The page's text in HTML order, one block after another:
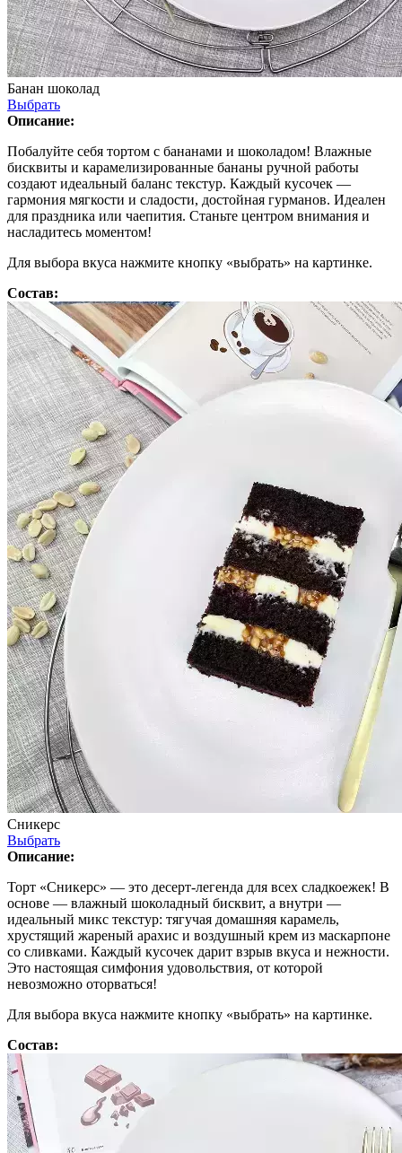
Банан шоколад
Выбрать
Описание:
Побалуйте себя тортом с бананами и шоколадом! Влажные
бисквиты и карамелизированные бананы ручной работы
создают идеальный баланс текстур. Каждый кусочек —
гармония мягкости и сладости, достойная гурманов. Идеален
для праздника или чаепития. Станьте центром внимания и
насладитесь моментом!
Для выбора вкуса нажмите кнопку «выбрать» на картинке.
Состав:
Сникерс
Выбрать
Описание:
Торт «Сникерс» — это десерт-легенда для всех сладкоежек! В
основе — влажный шоколадный бисквит, а внутри —
идеальный микс текстур: тягучая домашняя карамель,
хрустящий жареный арахис и воздушный крем из маскарпоне
со сливками. Каждый кусочек дарит взрыв вкуса и нежности.
Это настоящая симфония удовольствия, от которой
невозможно оторваться!
Для выбора вкуса нажмите кнопку «выбрать» на картинке.
Состав: